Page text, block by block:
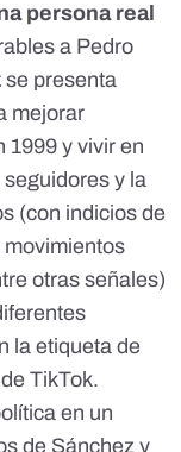
persona real
a Pedro
se presenta
mejorar
1999 y vivir en
y la
(con indicios de
movimientos
otras señales)
la etiqueta de
de TikTok.
en un
de Sánchez y